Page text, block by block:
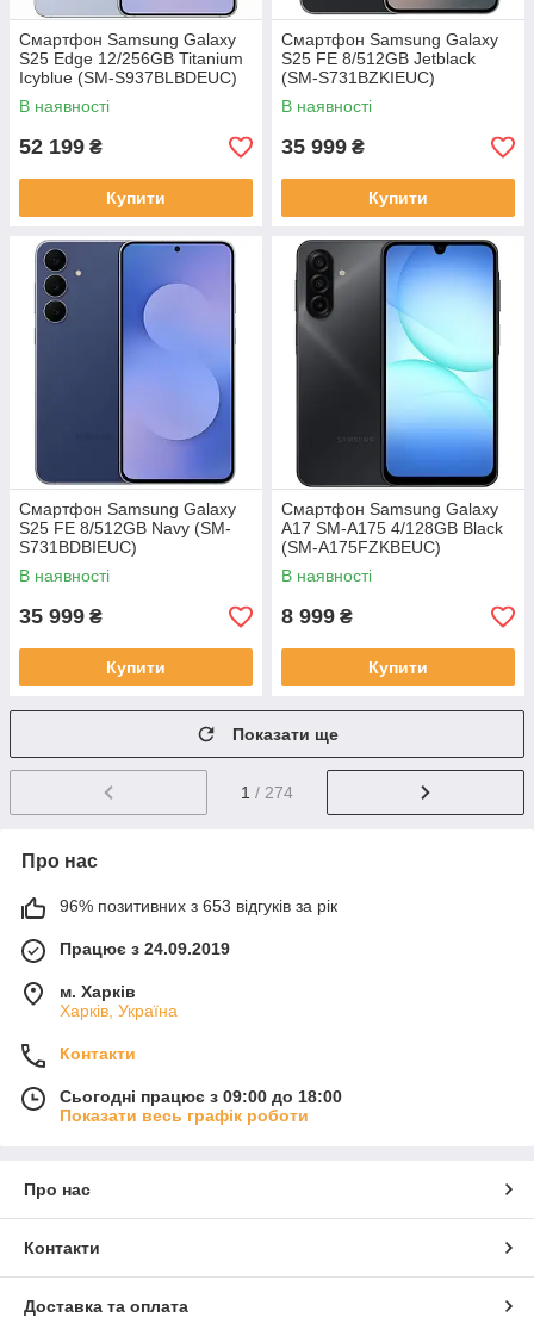
Смартфон Samsung Galaxy
S25 Edge 12/256GB Titanium
Icyblue (SM-S937BLBDEUC)
В наявності
52 199 ₴
Купити
Смартфон Samsung Galaxy
S25 FE 8/512GB Jetblack
(SM-S731BZKIEUC)
В наявності
35 999 ₴
Купити
Смартфон Samsung Galaxy
S25 FE 8/512GB Navy (SM-
S731BDBIEUC)
В наявності
35 999 ₴
Купити
Смартфон Samsung Galaxy
A17 SM-A175 4/128GB Black
(SM-A175FZKBEUC)
В наявності
8 999 ₴
Купити
Показати ще
1 / 274
Про нас
96% позитивних з 653 відгуків за рік
Працює з 24.09.2019
м. Харків
Харків, Україна
Контакти
Сьогодні працює з 09:00 до 18:00
Показати весь графік роботи
Про нас
Контакти
Доставка та оплата